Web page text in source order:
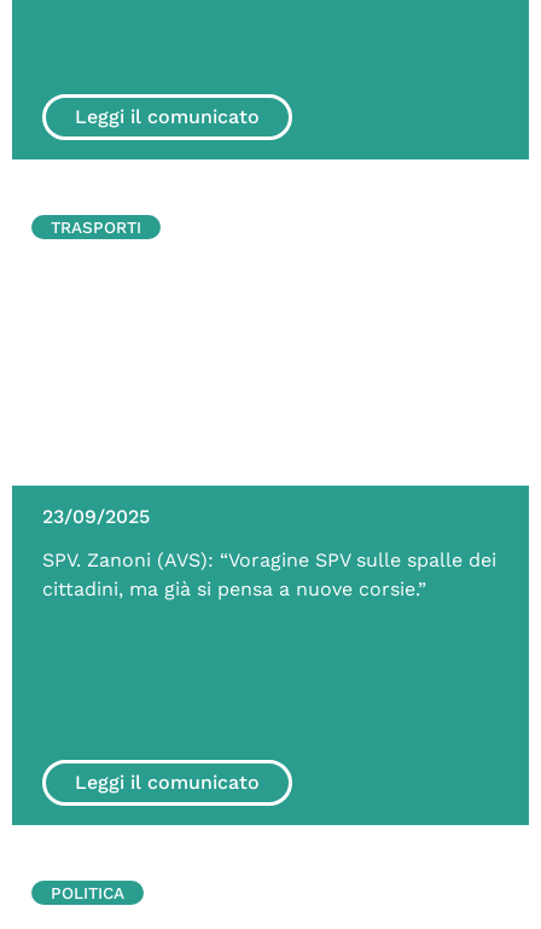
Leggi il comunicato
23/09/2025
SPV. Zanoni (AVS): “Voragine SPV sulle spalle dei
cittadini, ma già si pensa a nuove corsie.”
Leggi il comunicato
TRASPORTI
POLITICA